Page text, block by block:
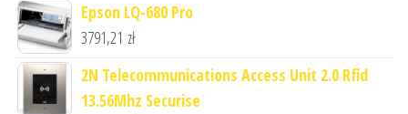
Epson LQ-680 Pro
3791,21 zł
2N Telecommunications Access Unit 2.0 Rfid
13.56Mhz Securise